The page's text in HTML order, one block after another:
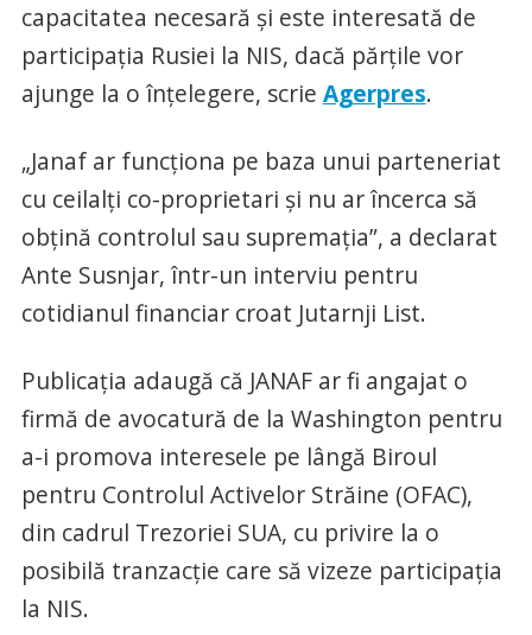
capacitatea necesară şi este interesată de
participaţia Rusiei la NIS, dacă părţile vor
ajunge la o înţelegere, scrie Agerpres.
„Janaf ar funcţiona pe baza unui parteneriat
cu ceilalţi co-proprietari şi nu ar încerca să
obţină controlul sau supremaţia”, a declarat
Ante Susnjar, într-un interviu pentru
cotidianul financiar croat Jutarnji List.
Publicaţia adaugă că JANAF ar fi angajat o
firmă de avocatură de la Washington pentru
a-i promova interesele pe lângă Biroul
pentru Controlul Activelor Străine (OFAC),
din cadrul Trezoriei SUA, cu privire la o
posibilă tranzacţie care să vizeze participaţia
la NIS.